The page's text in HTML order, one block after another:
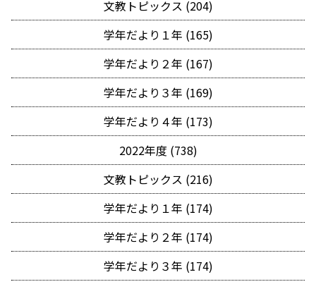
文教トピックス (204)
学年だより１年 (165)
学年だより２年 (167)
学年だより３年 (169)
学年だより４年 (173)
2022年度 (738)
文教トピックス (216)
学年だより１年 (174)
学年だより２年 (174)
学年だより３年 (174)